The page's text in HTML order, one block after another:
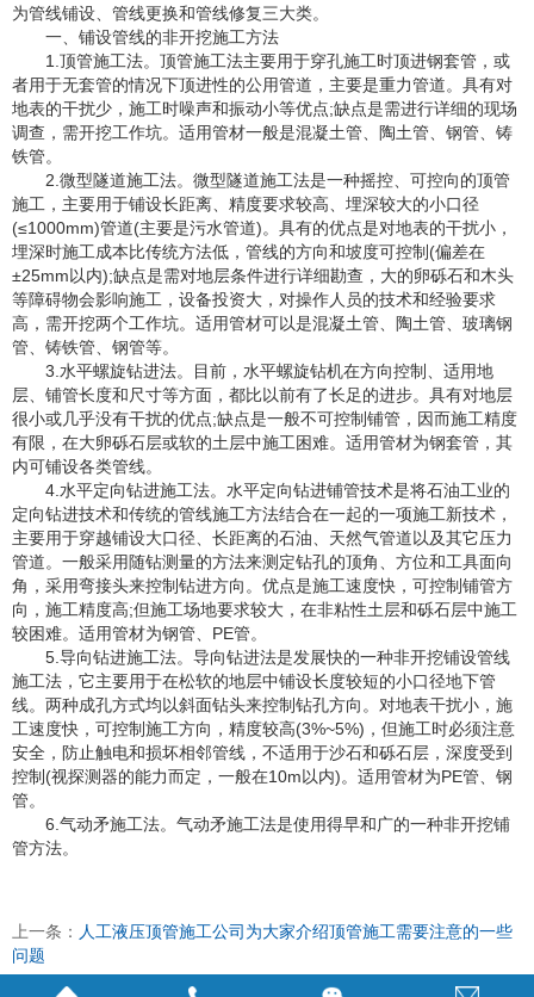
为管线铺设、管线更换和管线修复三大类。
一、铺设管线的非开挖施工方法
1.顶管施工法。顶管施工法主要用于穿孔施工时顶进钢套管，或
者用于无套管的情况下顶进性的公用管道，主要是重力管道。具有对
地表的干扰少，施工时噪声和振动小等优点;缺点是需进行详细的现场
调查，需开挖工作坑。适用管材一般是混凝土管、陶土管、钢管、铸
铁管。
2.微型隧道施工法。微型隧道施工法是一种摇控、可控向的顶管
施工，主要用于铺设长距离、精度要求较高、埋深较大的小口径
(≤1000mm)管道(主要是污水管道)。具有的优点是对地表的干扰小，
埋深时施工成本比传统方法低，管线的方向和坡度可控制(偏差在
±25mm以内);缺点是需对地层条件进行详细勘查，大的卵砾石和木头
等障碍物会影响施工，设备投资大，对操作人员的技术和经验要求
高，需开挖两个工作坑。适用管材可以是混凝土管、陶土管、玻璃钢
管、铸铁管、钢管等。
3.水平螺旋钻进法。目前，水平螺旋钻机在方向控制、适用地
层、铺管长度和尺寸等方面，都比以前有了长足的进步。具有对地层
很小或几乎没有干扰的优点;缺点是一般不可控制铺管，因而施工精度
有限，在大卵砾石层或软的土层中施工困难。适用管材为钢套管，其
内可铺设各类管线。
4.水平定向钻进施工法。水平定向钻进铺管技术是将石油工业的
定向钻进技术和传统的管线施工方法结合在一起的一项施工新技术，
主要用于穿越铺设大口径、长距离的石油、天然气管道以及其它压力
管道。一般采用随钻测量的方法来测定钻孔的顶角、方位和工具面向
角，采用弯接头来控制钻进方向。优点是施工速度快，可控制铺管方
向，施工精度高;但施工场地要求较大，在非粘性土层和砾石层中施工
较困难。适用管材为钢管、PE管。
5.导向钻进施工法。导向钻进法是发展快的一种非开挖铺设管线
施工法，它主要用于在松软的地层中铺设长度较短的小口径地下管
线。两种成孔方式均以斜面钻头来控制钻孔方向。对地表干扰小，施
工速度快，可控制施工方向，精度较高(3%~5%)，但施工时必须注意
安全，防止触电和损坏相邻管线，不适用于沙石和砾石层，深度受到
控制(视探测器的能力而定，一般在10m以内)。适用管材为PE管、钢
管。
6.气动矛施工法。气动矛施工法是使用得早和广的一种非开挖铺
管方法。
上一条： 人工液压顶管施工公司为大家介绍顶管施工需要注意的一些
问题
下一条： 人工液压顶管施工公司为大家介绍顶管隧道穿越大中型河流